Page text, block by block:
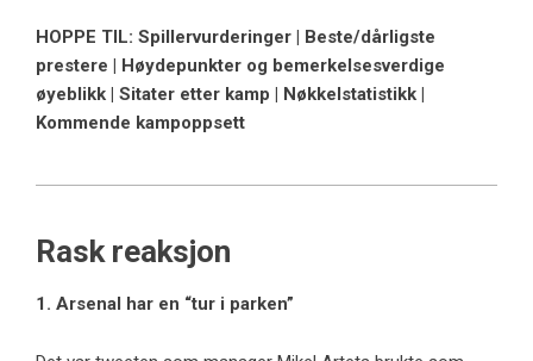
HOPPE TIL: Spillervurderinger | Beste/dårligste
prestere | Høydepunkter og bemerkelsesverdige
øyeblikk | Sitater etter kamp | Nøkkelstatistikk |
Kommende kampoppsett
Rask reaksjon
1. Arsenal har en “tur i parken”